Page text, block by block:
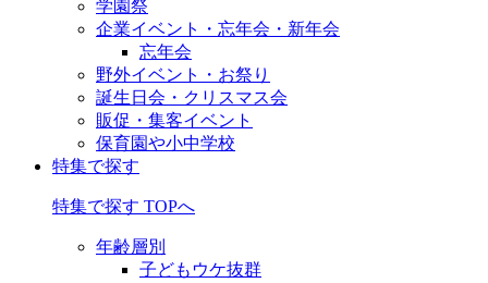
学園祭
企業イベント・忘年会・新年会
忘年会
野外イベント・お祭り
誕生日会・クリスマス会
販促・集客イベント
保育園や小中学校
特集で探す
特集で探す TOPへ
年齢層別
子どもウケ抜群